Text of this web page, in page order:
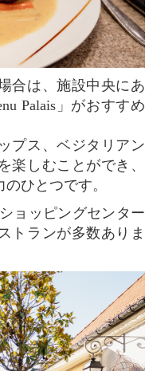
Palais」がおすすめ
プス、ベジタリアン
楽しむことができ、
ひとつです。
トランが多数ありま